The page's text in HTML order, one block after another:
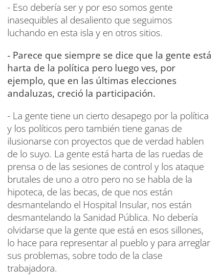
- Eso debería ser y por eso somos gente
inasequibles al desaliento que seguimos
luchando en esta isla y en otros sitios.
- Parece que siempre se dice que la gente está
harta de la política pero luego ves, por
ejemplo, que en las últimas elecciones
andaluzas, creció la participación.
- La gente tiene un cierto desapego por la política
y los políticos pero también tiene ganas de
ilusionarse con proyectos que de verdad hablen
de lo suyo. La gente está harta de las ruedas de
prensa o de las sesiones de control y los ataque
brutales de uno a otro pero no se habla de la
hipoteca, de las becas, de que nos están
desmantelando el Hospital Insular, nos están
desmantelando la Sanidad Pública. No debería
olvidarse que la gente que está en esos sillones,
lo hace para representar al pueblo y para arreglar
sus problemas, sobre todo de la clase
trabajadora.